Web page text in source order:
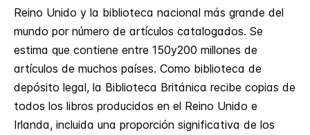
Reino Unido y la biblioteca nacional más grande del
mundo por número de artículos catalogados. Se
estima que contiene entre 150y200 millones de
artículos de muchos países. Como biblioteca de
depósito legal, la Biblioteca Británica recibe copias de
todos los libros producidos en el Reino Unido e
Irlanda, incluida una proporción significativa de los